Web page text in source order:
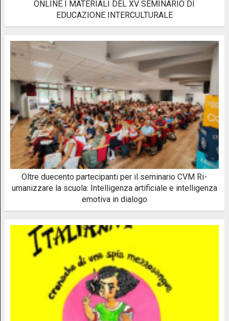
ONLINE I MATERIALI DEL XV SEMINARIO DI
EDUCAZIONE INTERCULTURALE
Oltre duecento partecipanti per il seminario CVM Ri-
umanizzare la scuola: Intelligenza artificiale e intelligenza
emotiva in dialogo